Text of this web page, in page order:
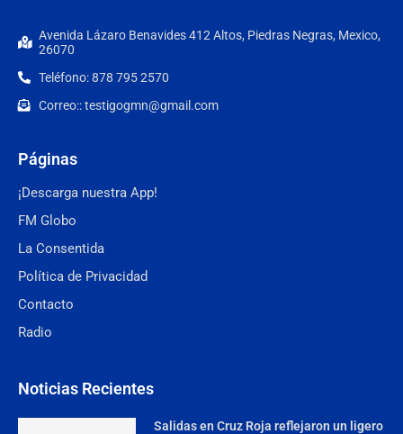
Avenida Lázaro Benavides 412 Altos, Piedras Negras, Mexico,
26070
Teléfono: 878 795 2570
Correo:: testigogmn@gmail.com
Páginas
¡Descarga nuestra App!
FM Globo
La Consentida
Política de Privacidad
Contacto
Radio
Noticias Recientes
Salidas en Cruz Roja reflejaron un ligero